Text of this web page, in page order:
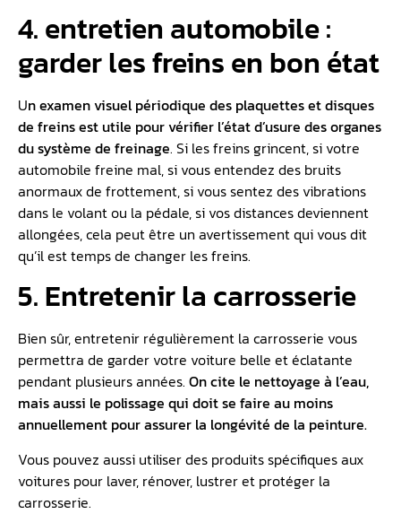
4. entretien automobile :
garder les freins en bon état
Un examen visuel périodique des plaquettes et disques
de freins est utile pour vérifier l’état d’usure des organes
du système de freinage. Si les freins grincent, si votre
automobile freine mal, si vous entendez des bruits
anormaux de frottement, si vous sentez des vibrations
dans le volant ou la pédale, si vos distances deviennent
allongées, cela peut être un avertissement qui vous dit
qu’il est temps de changer les freins.
5. Entretenir la carrosserie
Bien sûr, entretenir régulièrement la carrosserie vous
permettra de garder votre voiture belle et éclatante
pendant plusieurs années. On cite le nettoyage à l’eau,
mais aussi le polissage qui doit se faire au moins
annuellement pour assurer la longévité de la peinture.
Vous pouvez aussi utiliser des produits spécifiques aux
voitures pour laver, rénover, lustrer et protéger la
carrosserie.